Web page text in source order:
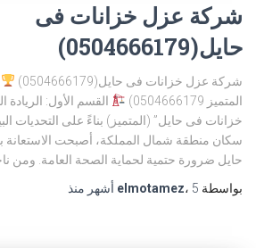
شركة عزل خزانات فى
حايل(0504666179)
شركة عزل خزانات فى حايل(0504666179)
المتميز 0504666179)
القسم الأول: الريادة
خزانات فى حايل” (المتميز) بناءً على التحديات
سكان منطقة شمال المملكة، أصبحت
حايل ضرورة حتمية لحماية الصحة العامة. ومن
بواسطة
elmotamez، 5 أشهر منذ